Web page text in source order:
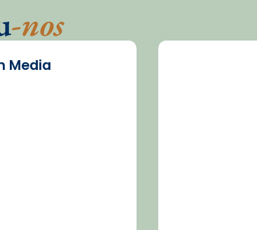
-nos
Media